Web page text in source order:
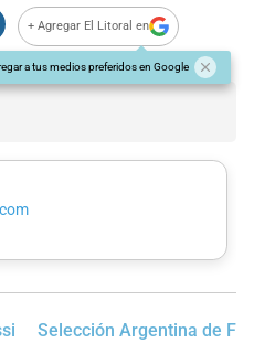
+ Agregar El Litoral en
a tus medios preferidos en Google
Selección Argentina de